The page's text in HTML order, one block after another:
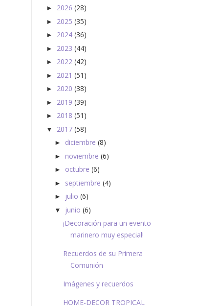
► 2026 (28)
► 2025 (35)
► 2024 (36)
► 2023 (44)
► 2022 (42)
► 2021 (51)
► 2020 (38)
► 2019 (39)
► 2018 (51)
▼ 2017 (58)
► diciembre (8)
► noviembre (6)
► octubre (6)
► septiembre (4)
► julio (6)
▼ junio (6)
¡Decoración para un evento
marinero muy especial!
Recuerdos de su Primera
Comunión
Imágenes y recuerdos
HOME-DECOR TROPICAL